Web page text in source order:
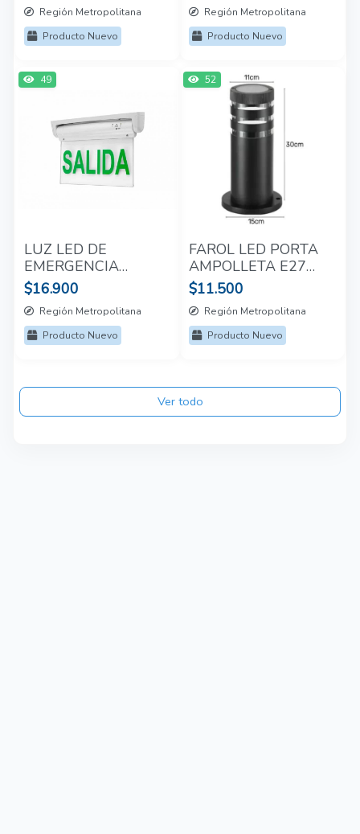
Región Metropolitana
Producto Nuevo
Región Metropolitana
Producto Nuevo
49
LUZ LED DE
EMERGENCIA
TRANSPARENTE
CON FOTO SALIDA
$16.900
Región Metropolitana
Producto Nuevo
52
FAROL LED PORTA
AMPOLLETA E27
30CM
$11.500
Región Metropolitana
Producto Nuevo
Ver todo